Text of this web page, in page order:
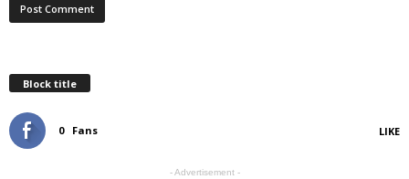
Block title
0 Fans LIKE
- Advertisement -